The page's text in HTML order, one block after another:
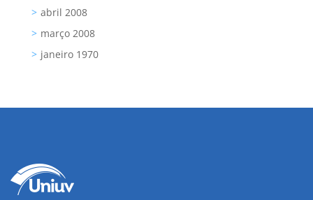
abril 2008
março 2008
janeiro 1970